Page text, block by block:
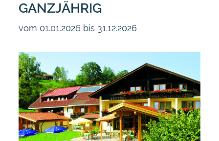
GANZJÄHRIG
vom 01.01.2026 bis 31.12.2026